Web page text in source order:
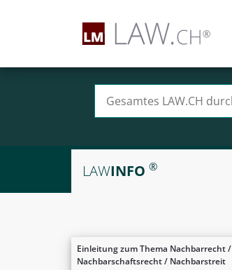
LAWINFO ®
Einleitung zum Thema Nachbarrecht /
Nachbarschaftsrecht / Nachbarstreit